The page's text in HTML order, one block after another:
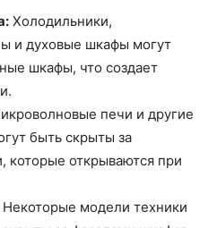
Холодильники,
и духовые шкафы могут
шкафы, что создает
печи и другие
быть скрыты за
открываются при
Некоторые модели техники